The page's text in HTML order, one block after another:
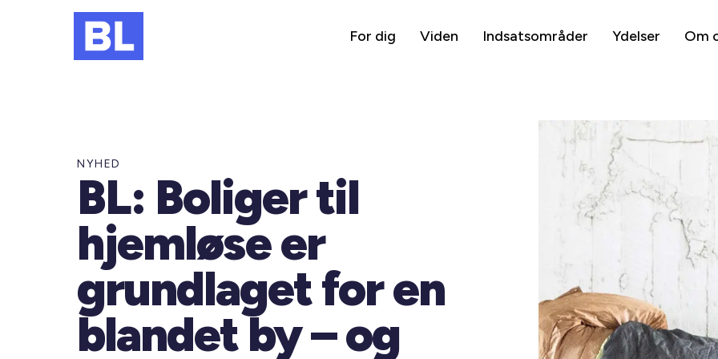
For dig Viden Indsatsområder Ydelser Om
NYHED
BL: Boliger til
hjemløse er
grundlaget for en
blandet by – og